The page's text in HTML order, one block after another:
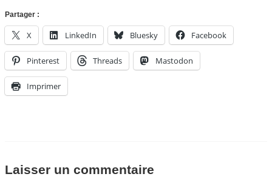
Partager :
X LinkedIn Bluesky Facebook
Pinterest Threads Mastodon
Imprimer
Laisser un commentaire